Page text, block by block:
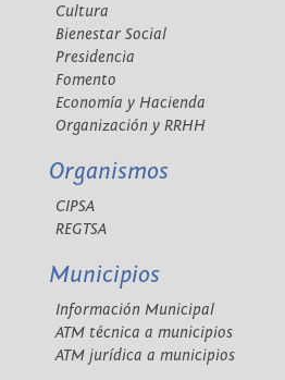
Cultura
Bienestar Social
Presidencia
Fomento
Economía y Hacienda
Organización y RRHH
Organismos
CIPSA
REGTSA
Municipios
Información Municipal
ATM técnica a municipios
ATM jurídica a municipios